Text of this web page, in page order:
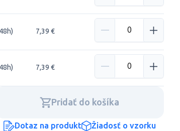
7,39 €
7,39 €
Pridať do košíka
Dotaz na produkt Žiadosť o vzorku